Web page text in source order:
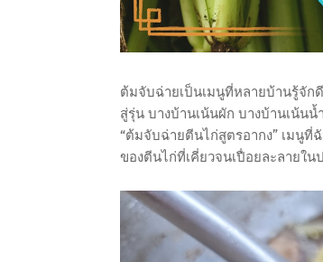
ต้มจับฉ่ายเป็นเมนูที่หลายบ้านรู้จัก
สู่รุ่น บางบ้านเน้นผัก บางบ้านเน้น
“ต้มจับฉ่ายตีนไก่สูตรอากง” เมนูที่
ของตีนไก่ที่เคี่ยวจนเปื่อยละลายใน